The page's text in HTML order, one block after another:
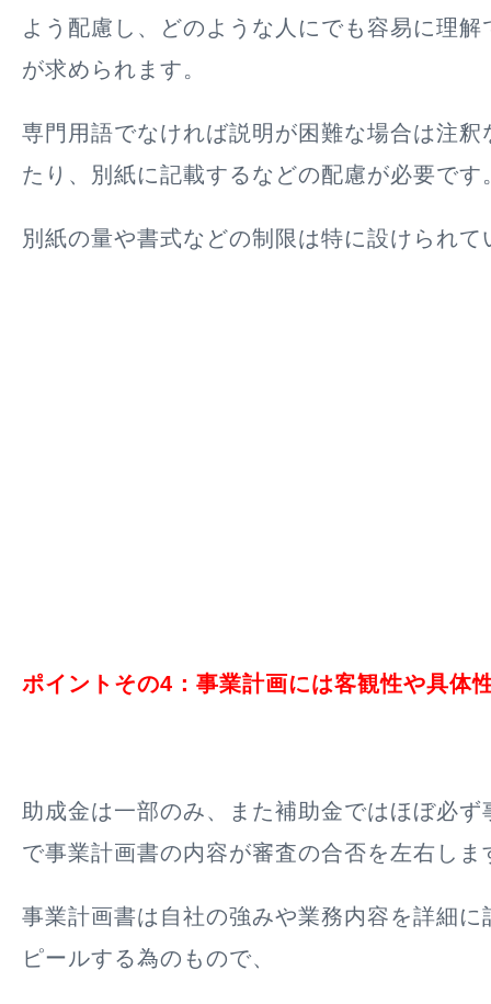
よう配慮し、どのような人にでも容易に理
が求められます。
専門用語でなければ説明が困難な場合は注釈
たり、別紙に記載するなどの配慮が必要です
別紙の量や書式などの制限は特に設けられて
ポイントその4：事業計画には客観性や具体
助成金は一部のみ、また補助金ではほぼ必
で事業計画書の内容が審査の合否を左右しま
事業計画書は自社の強みや業務内容を詳細に
ピールする為のもので、